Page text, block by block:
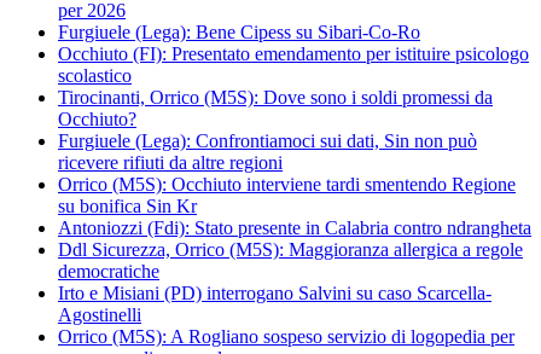
per 2026
Furgiuele (Lega): Bene Cipess su Sibari-Co-Ro
Occhiuto (FI): Presentato emendamento per istituire psicologo
scolastico
Tirocinanti, Orrico (M5S): Dove sono i soldi promessi da
Occhiuto?
Furgiuele (Lega): Confrontiamoci sui dati, Sin non può
ricevere rifiuti da altre regioni
Orrico (M5S): Occhiuto interviene tardi smentendo Regione
su bonifica Sin Kr
Antoniozzi (Fdi): Stato presente in Calabria contro ndrangheta
Ddl Sicurezza, Orrico (M5S): Maggioranza allergica a regole
democratiche
Irto e Misiani (PD) interrogano Salvini su caso Scarcella-
Agostinelli
Orrico (M5S): A Rogliano sospeso servizio di logopedia per